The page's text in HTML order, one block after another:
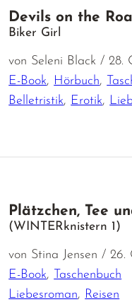
Devils on the
Biker Girl
von Seleni Black / 28.
E-Book, Hörbuch,
Belletristik, Erotik,
Plätzchen, Tee
(WINTERknistern 1)
von Stina Jensen / 26.
E-Book,
Taschenbuch
Liebesroman, Reisen